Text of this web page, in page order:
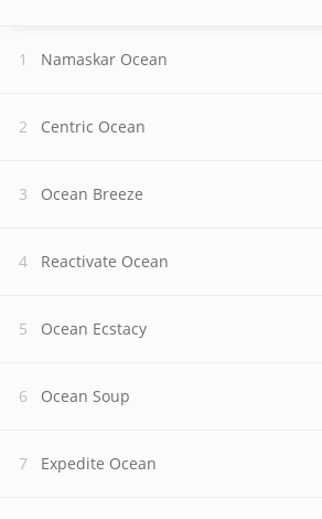
Namaskar Ocean
Centric Ocean
Ocean Breeze
Reactivate Ocean
Ocean Ecstacy
Ocean Soup
Expedite Ocean